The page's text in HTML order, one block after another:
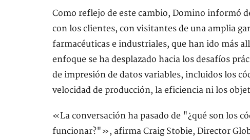
Como reflejo de este cambio, Domino informó
con los clientes, con visitantes de una amplia
farmacéuticas e industriales, que han ido más
enfoque se ha desplazado hacia los desafíos
de impresión de datos variables, incluidos los
velocidad de producción, la eficiencia ni los
«La conversación ha pasado de "¿qué son los
funcionar?"», afirma Craig Stobie, Director